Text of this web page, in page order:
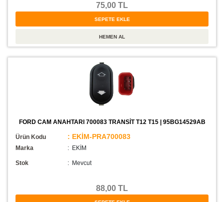
75,00 TL
FORD CAM ANAHTARI 700083 TRANSİT T12 T15 | 95BG14529AB
Ürün Kodu : EKİM-PRA700083
Marka : EKİM
Stok : Mevcut
88,00 TL